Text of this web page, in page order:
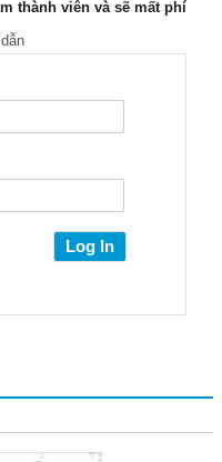
thành viên và sẽ mất phí